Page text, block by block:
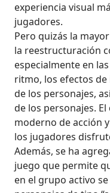
experiencia visual
jugadores.
Pero quizás la
la reestructuración
especialmente en
ritmo, los efectos de
de los personajes,
de los personajes.
moderno de acción
los jugadores
Además, se ha
juego que permite
en el grupo activo